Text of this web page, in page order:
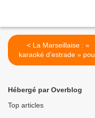
< La Marseillaise : «
karaoké d’estrade » pour
Taubira, « raciste et
Hébergé par Overblog
Top articles